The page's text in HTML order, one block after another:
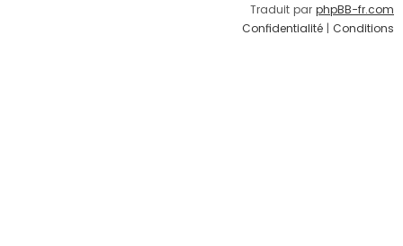
Traduit par phpBB-fr.com
Confidentialité | Conditions